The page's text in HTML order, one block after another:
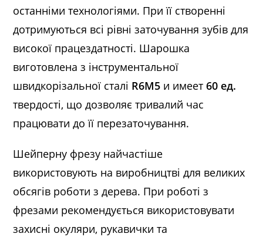
останніми технологіями. При її створенні
дотримуються всі рівні заточування зубів для
високої працездатності. Шарошка
виготовлена з інструментальної
швидкорізальної сталі R6М5 и имеет60 ед.
твердості, що дозволяє тривалий час
працювати до її перезаточування.
Шейперну фрезу найчастіше
використовують на виробництві для великих
обсягів роботи з дерева. При роботі з
фрезами рекомендується використовувати
захисні окуляри, рукавички та